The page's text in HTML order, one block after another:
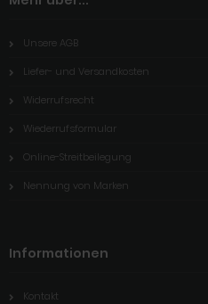
Unsere AGB
Liefer- und Versandkosten
Widerrufsrecht
Wiederrufsformular
Online-Streitbeilegung
Nennung von Marken
Informationen
Kontakt